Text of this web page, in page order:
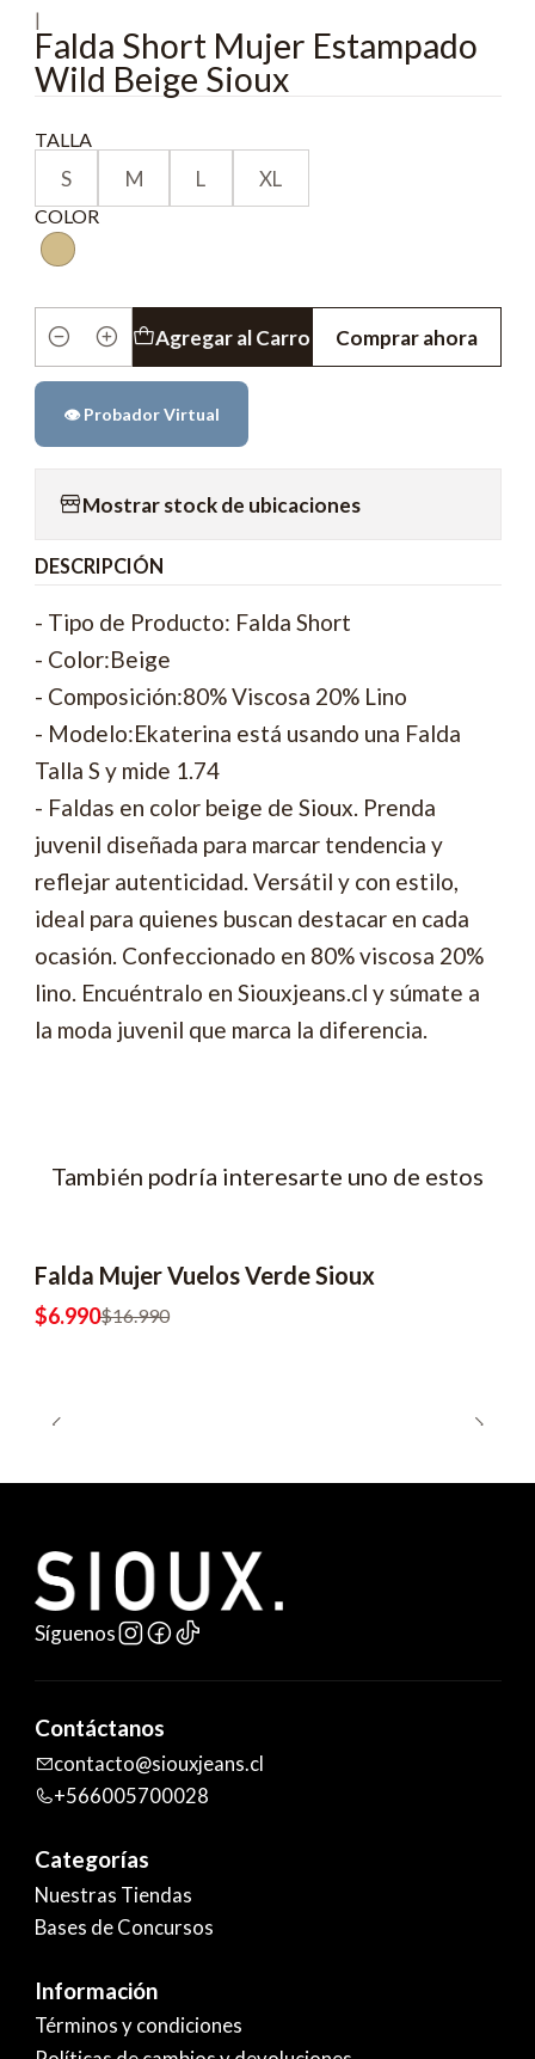
|
Falda Short Mujer Estampado
Wild Beige Sioux
TALLA
S M L XL
COLOR
Cantidad
Agregar al Carro Comprar ahora
👁️ Probador Virtual
Mostrar stock de ubicaciones
DESCRIPCIÓN
- Tipo de Producto: Falda Short
- Color:Beige
- Composición:80% Viscosa 20% Lino
- Modelo:Ekaterina está usando una Falda
Talla S y mide 1.74
- Faldas en color beige de Sioux. Prenda
juvenil diseñada para marcar tendencia y
reflejar autenticidad. Versátil y con estilo,
ideal para quienes buscan destacar en cada
ocasión. Confeccionado en 80% viscosa 20%
lino. Encuéntralo en Siouxjeans.cl y súmate a
la moda juvenil que marca la diferencia.
También podría interesarte uno de estos
-59% OFF
Falda Mujer Vuelos Verde Sioux
$6.990$16.990
Síguenos
Contáctanos
contacto@siouxjeans.cl
+566005700028
Categorías
Nuestras Tiendas
Bases de Concursos
Información
Términos y condiciones